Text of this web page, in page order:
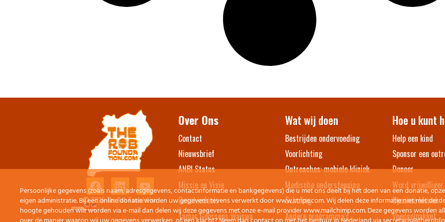
© 2026 The Rob Foundation
Over Ons
Contact​
Nieuwsbrief
ANBI Status
Missie en Visie
Geschiedenis
Tamar Goossens Waiswa
Wat wij doen
Bestrijden ondervoeding
Voorlichting
Outreaches: mobiele kliniek
Medische ondersteuning
Scholing
Andere programma’s
Hoe u kunt
Help een kind
Sponsor een
Doneer
Word vrijwilliger
Opname kliniek
Voedselpakket
Persoonlijke gegevens (zoals naam, adresgegevens, contactinformatie en bankgegevens) die u met ons deelt bij het doen van een donatie,
eigen administratie. Bij een online donatie worden uw gegevens tevens verwerkt door www.stripe.com. Wij delen deze informatie niet met
hoogte gehouden wilt worden via e-mail dan delen wij deze gegevens met onze e-mail provider www.mailchimp.com. Deze gegevens worden